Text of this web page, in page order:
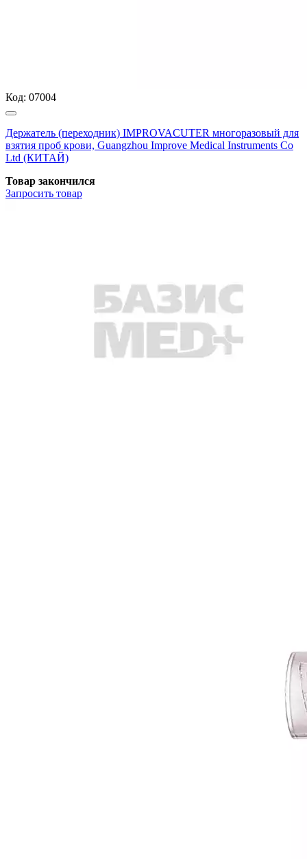
Код: 07004
Держатель (переходник) IMPROVACUTER многоразовый для
взятия проб крови, Guangzhou Improve Medical Instruments Co
Ltd (КИТАЙ)
Товар закончился
Запросить товар